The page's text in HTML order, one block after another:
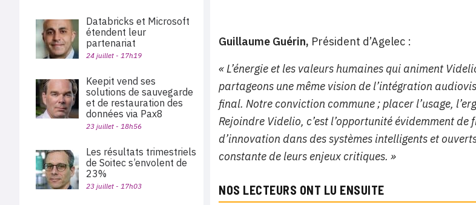
Guillaume Guérin, Président d’Agelec :
« L’énergie et les valeurs humaines qui animent
partageons une même vision de l’intégration
final. Notre conviction commune ; placer l’usage,
Rejoindre Videlio, c’est l’opportunité évidemment
d’innovation dans des systèmes intelligents et
constante de leurs enjeux critiques. »
NOS LECTEURS ONT LU ENSUITE
Databricks et Microsoft
étendent leur
partenariat
24 juillet - 17h19
Keepit vend ses
solutions de sauvegarde
et de restauration des
données via Pax8
23 juillet - 18h56
Les résultats trimestriels
de Soitec s’envolent de
23%
23 juillet - 17h03